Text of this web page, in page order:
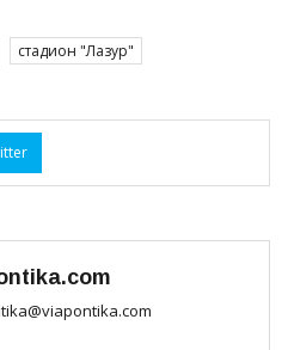
стадион "Лазур"